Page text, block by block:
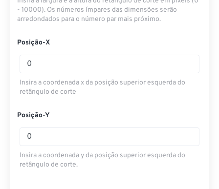
- 10000). Os números ímpares das dimensões serão
arredondados para o número par mais próximo.
Posição-X
Insira a coordenada x da posição superior esquerda do
retângulo de corte
Posição-Y
Insira a coordenada y da posição superior esquerda do
retângulo de corte.